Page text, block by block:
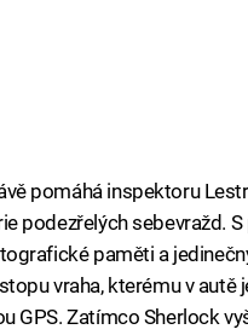
pomáhá inspektoru
podezřelých sebevražd.
paměti a
vraha, kterému v autě
GPS. Zatímco Sherlock